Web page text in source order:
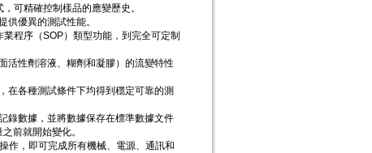
可精確控制樣品的應變歷史。
優異的測試性能。
程序（SOP）類型功能，到完全可定制
活性劑溶液、糊劑和凝膠）的流變特性
在各種測試條件下均得到穩定可靠的測
錄數據，並將數據保存在標準數據文件
前就開始變化。
作，即可完成所有機械、電源、通訊和